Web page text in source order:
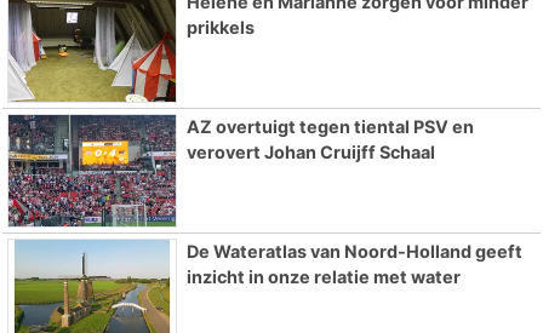
prikkels
AZ overtuigt tegen tiental PSV en
verovert Johan Cruijff Schaal
De Wateratlas van Noord-Holland geeft
inzicht in onze relatie met water